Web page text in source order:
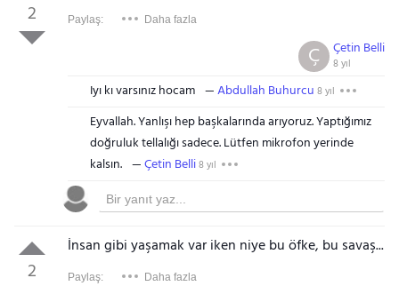
2 Paylaş: Daha fazla
Çetin Belli
8 yıl
Ç
Iyı kı varsınız hocam Abdullah Buhurcu 8 yıl
Eyvallah. Yanlışı hep başkalarında arıyoruz. Yaptığımız
doğruluk tellalığı sadece. Lütfen mikrofon yerinde
kalsın.
Çetin Belli8 yıl
2
İnsan gibi yaşamak var iken niye bu öfke, bu savaş...
Paylaş: Daha fazla